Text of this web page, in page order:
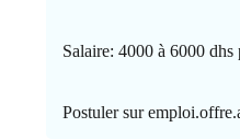
Salaire: 4000 à 6000 dhs
Postuler sur